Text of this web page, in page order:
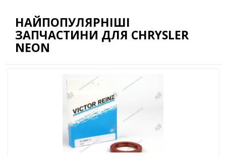
НАЙПОПУЛЯРНІШІ
ЗАПЧАСТИНИ ДЛЯ CHRYSLER
NEON